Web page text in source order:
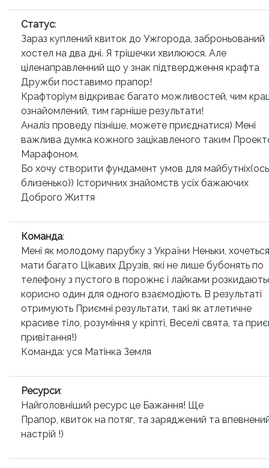
Статус:
Зараз куплений квиток до Ужгорода, заброньований
хостел на два дні. Я трішечки хвилююся. Але
ціленаправленний що у знак підтвердження крафта
Дружби поставимо прапор!
Крафторіум відкриває багато можливостей, чим
ознайомлений, тим гарніше результати!
Аналіз проведу пізніше, можете приєднатися) Мені
важлива думка кожного зацікавленого таким
Марафоном.
Бо хочу створити фундамент умов для
близенько)) Історичних знайомств усіх бажаючих
Доброго Життя
Команда:
Мені як молодому парубку з України Неньки, хочеться
мати багато Цікавих Друзів, які не лише бубонять по
телефону з пустого в порожнє і лайками
корисно один для одного взаємодіють. В результаті
отримують Приємні результати, такі як атлетичне
красиве тіло, розуміння у кріпті, Веселі свята, та
привітання!)
Команда: уся Матінка Земля
Ресурси:
Найголовніший ресурс це Бажання! Ще
Прапор, квиток на потяг, та заряджений та
настрій !)